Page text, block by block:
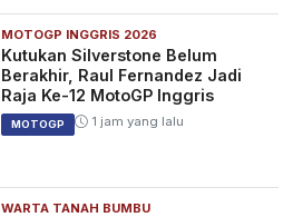
MOTOGP INGGRIS 2026
Kutukan Silverstone Belum
Berakhir, Raul Fernandez Jadi
Raja Ke-12 MotoGP Inggris
MOTOGP 1 jam yang lalu
WARTA TANAH BUMBU